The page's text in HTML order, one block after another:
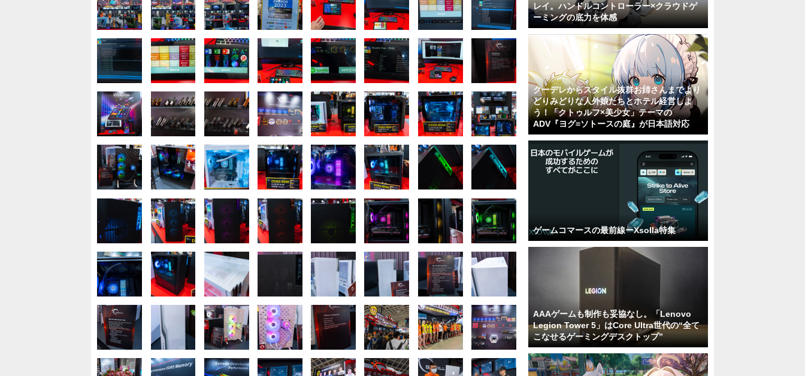
レイ。ハンドルコントローラー×クラウドゲ
ーミングの底力を体感
クーデレからスタイル抜群お姉さんまでより
どりみどりな人外娘たちとホテル経営しよ
う！「クトゥルフ×美少女」テーマの
ADV『ヨグ=ソトースの庭』が日本語対応
ゲームコマースの最前線ーXsolla特集
AAAゲームも制作も妥協なし。「Lenovo
Legion Tower 5」はCore Ultra世代の“全て
こなせるゲーミングデスクトップ”